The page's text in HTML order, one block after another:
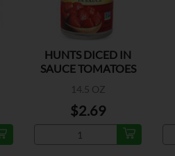
HUNTS DICED IN
SAUCE TOMATOES
14.5 OZ
$2.69